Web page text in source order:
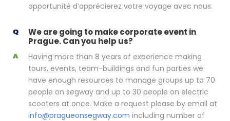
opportunité d’apprécierez votre voyage avec nous.
We are going to make corporate event in
Prague. Can you help us?
Having more than 8 years of experience making
tours, events, team-buildings and fun parties we
have enough resources to manage groups up to 70
people on segway and up to 30 people on electric
scooters at once. Make a request please by email at
info@pragueonsegway.com including number of